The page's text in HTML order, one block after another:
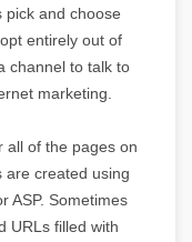
pick and choose
entirely out of
channel to talk to
marketing.
all of the pages on
are created using
ASP. Sometimes
URLs filled with